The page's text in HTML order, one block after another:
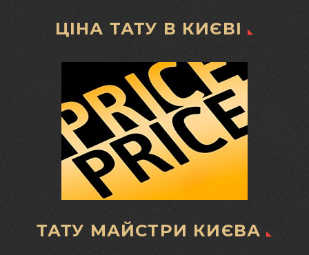
ЦІНА ТАТУ В КИЄВІ
ТАТУ МАЙСТРИ КИЄВА